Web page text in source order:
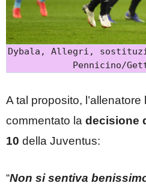
Dybala, Allegri,
Pennicino/
A tal proposito,
commentato la decisione
10 della Juventus:
“Non si sentiva